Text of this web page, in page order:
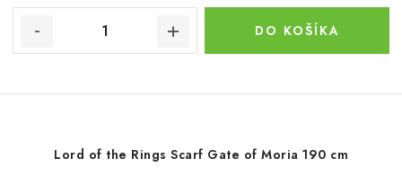
DO KOŠÍKA
Lord of the Rings Scarf Gate of Moria 190 cm